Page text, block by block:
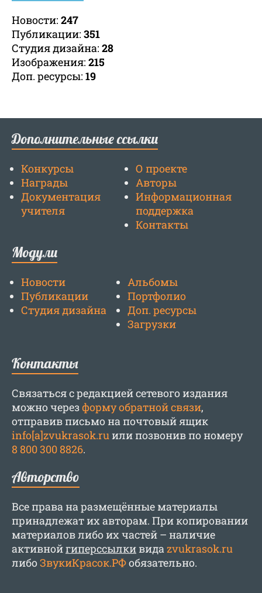
Новости: 247
Публикации: 351
Студия дизайна: 28
Изображения: 215
Доп. ресурсы: 19
Дополнительные ссылки
Конкурсы
Награды
Документация
учителя
О проекте
Авторы
Информационная
поддержка
Контакты
Модули
Новости
Публикации
Студия дизайна
Альбомы
Портфолио
Доп. ресурсы
Загрузки
Контакты
Связаться с редакцией сетевого издания
можно черезформу обратной связи,
отправив письмо на почтовый ящик
info[a]zvukrasok.ruили позвонив по номеру
8 800 300 8826.
Авторство
Все права на размещённые материалы
принадлежат их авторам. При копировании
материалов либо их частей – наличие
активнойгиперссылкивидаzvukrasok.ru
либоЗвукиКрасок.РФобязательно.